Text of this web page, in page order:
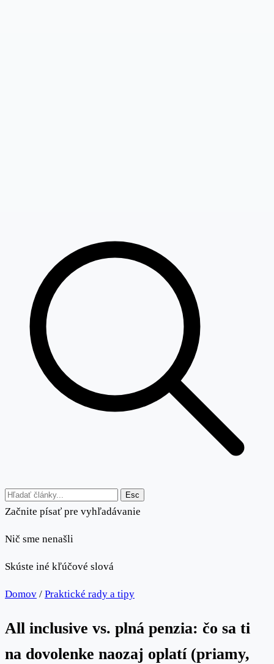
Esc
Začnite písať pre vyhľadávanie
Nič sme nenašli
Skúste iné kľúčové slová
Domov / Praktické rady a tipy
All inclusive vs. plná penzia: čo sa ti
na dovolenke naozaj oplatí (priamy,